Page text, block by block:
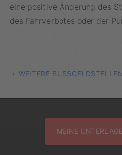
eine positive Änderung des
des Fahrverbotes oder der
WEITERE BUSSGELDSTELLEN
MEINE